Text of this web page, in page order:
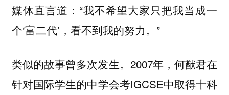
媒体直言道：“我不希望大家只把我当成一
个‘富二代’，看不到我的努力。”
类似的故事曾多次发生。2007年，何猷君在
针对国际学生的中学会考IGCSE中取得十科